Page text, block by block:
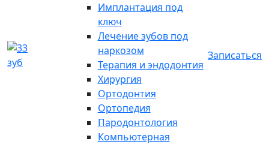
Имплантация под
ключ
Лечение зубов под
наркозом
Терапия и эндодонтия
Хирургия
Ортодонтия
Ортопедия
Пародонтология
Компьютерная
Записаться